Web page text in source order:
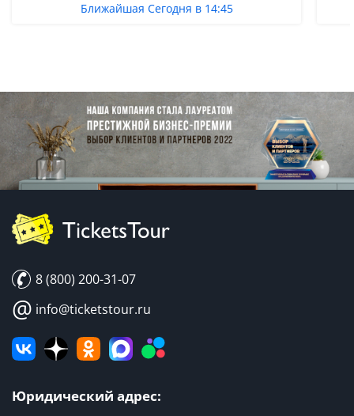
Ближайшая Сегодня в 14:45
8 (800) 200-31-07
@ info@ticketstour.ru
Юридический адрес: